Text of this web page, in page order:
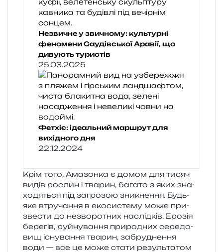
Незвичне у звичному: культурні
феномени Саудівської Аравії, що
дивують туристів
25.03.2025
Фетхіє: ідеальний маршрут для
вихідного дня
22.12.2024
Крім того, Амазонка є домом для тисяч
видів рослин і тва­рин, бага­то з яких зна­
хо­дя­ться під загро­зою зни­кне­н­ня. Будь-
яке втру­ча­н­ня в еко­си­сте­му може при­
зве­сти до незво­ро­тних наслід­ків. Ерозія
бере­гів, руй­ну­ва­н­ня при­ро­дних сере­до­
вищ існу­ва­н­ня тва­рин, забру­дне­н­ня
води — все це може стати резуль­та­том